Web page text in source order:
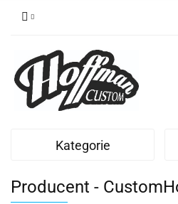
Kategorie
Producent -